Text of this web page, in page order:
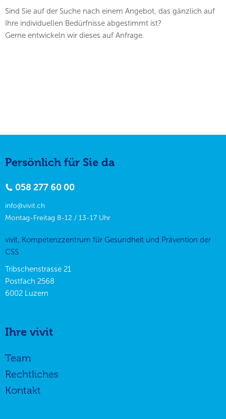
Sind Sie auf der Suche nach einem Angebot, das gänzlich auf
Ihre individuellen Bedürfnisse abgestimmt ist?
Gerne entwickeln wir dieses auf Anfrage.
Persönlich für Sie da
058 277 60 00
info@vivit.ch
Montag-Freitag 8-12 / 13-17 Uhr
vivit, Kompetenzzentrum für Gesundheit und Prävention der
CSS
Tribschenstrasse 21
Postfach 2568
6002 Luzern
Ihre vivit
Team
Rechtliches
Kontakt